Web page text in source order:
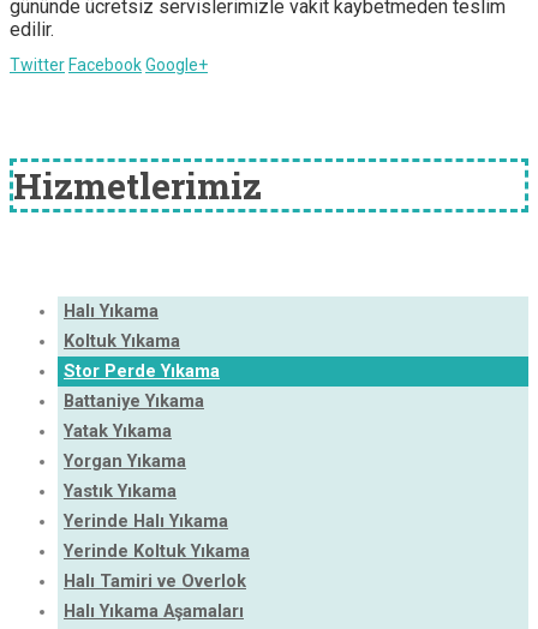
gününde ücretsiz servislerimizle vakit kaybetmeden teslim
edilir.
Twitter FacebookGoogle+
Hizmetlerimiz
Halı Yıkama
Koltuk Yıkama
Stor Perde Yıkama
Battaniye Yıkama
Yatak Yıkama
Yorgan Yıkama
Yastık Yıkama
Yerinde Halı Yıkama
Yerinde Koltuk Yıkama
Halı Tamiri ve Overlok
Halı Yıkama Aşamaları